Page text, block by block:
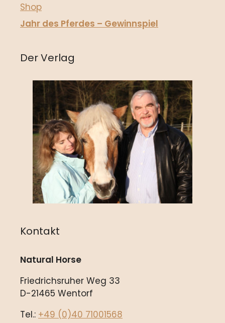
Shop
Jahr des Pferdes – Gewinnspiel
Der Verlag
Kontakt
Natural Horse
Friedrichsruher Weg 33
D-21465 Wentorf
Tel.: +49 (0)40 71001568